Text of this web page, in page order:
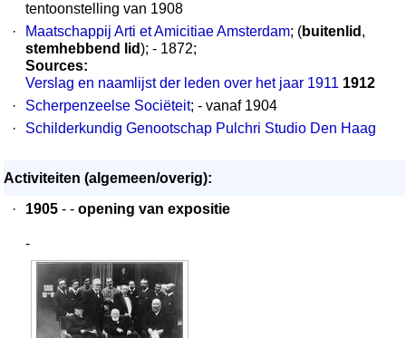
tentoonstelling van 1908
·
Maatschappij Arti et Amicitiae Amsterdam; (buitenlid ,
stemhebbend lid); - 1872;
Sources:
Verslag en naamlijst der leden over het jaar 1911 1912
·
Scherpenzeelse Sociëteit; - vanaf 1904
·
Schilderkundig Genootschap Pulchri Studio Den Haag
Activiteiten (algemeen/overig):
·
1905 - - opening van expositie
-